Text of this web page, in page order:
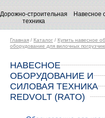
Дорожно-строительная
техника
Навесное
Главная / Каталог / Купить навесное
оборудование для вилочных
НАВЕСНОЕ
ОБОРУДОВАНИЕ И
СИЛОВАЯ ТЕХНИКА
REDVOLT (RATO)